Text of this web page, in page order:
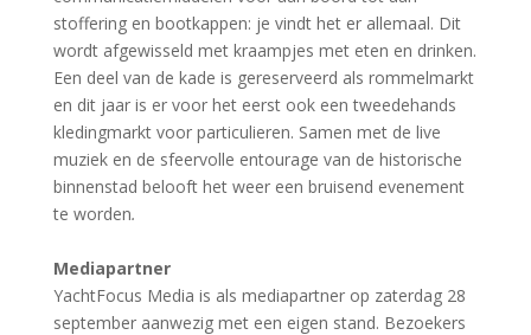
stoffering en bootkappen: je vindt het er allemaal. Dit
wordt afgewisseld met kraampjes met eten en drinken.
Een deel van de kade is gereserveerd als rommelmarkt
en dit jaar is er voor het eerst ook een tweedehands
kledingmarkt voor particulieren. Samen met de live
muziek en de sfeervolle entourage van de historische
binnenstad belooft het weer een bruisend evenement
te worden.
Mediapartner
YachtFocus Media is als mediapartner op zaterdag 28
september aanwezig met een eigen stand. Bezoekers